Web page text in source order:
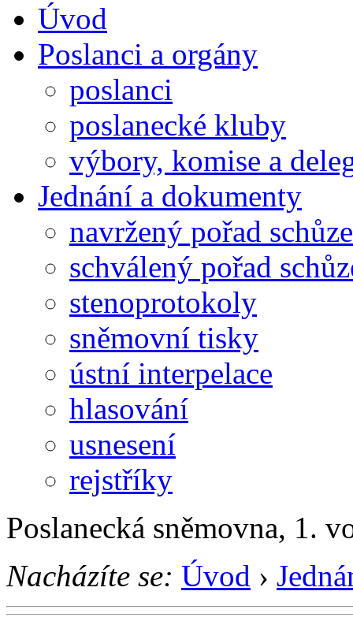
Úvod
Poslanci a orgány
poslanci
poslanecké kluby
výbory, komise a
Jednání a dokumenty
navržený pořad schůze
schválený pořad
stenoprotokoly
sněmovní tisky
ústní interpelace
hlasování
usnesení
rejstříky
Poslanecká sněmovna, 1.
Nacházíte se: Úvod ›